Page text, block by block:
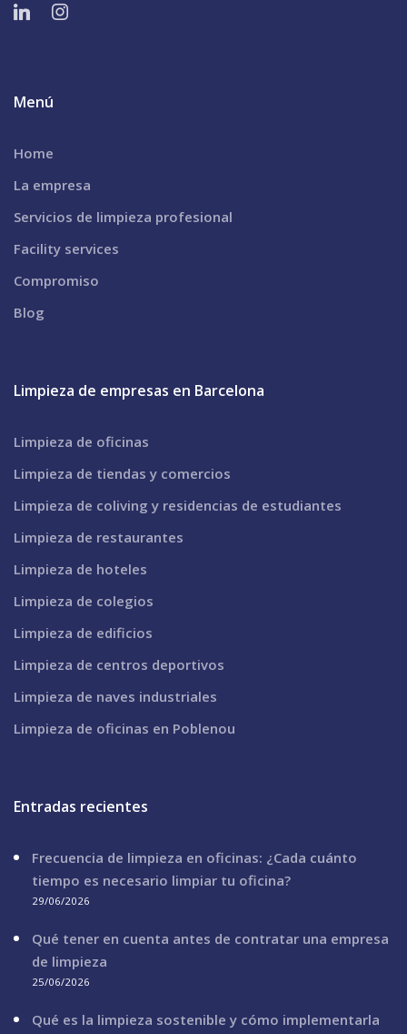
Menú
Home
La empresa
Servicios de limpieza profesional
Facility services
Compromiso
Blog
Limpieza de empresas en Barcelona
Limpieza de oficinas
Limpieza de tiendas y comercios
Limpieza de coliving y residencias de estudiantes
Limpieza de restaurantes
Limpieza de hoteles
Limpieza de colegios
Limpieza de edificios
Limpieza de centros deportivos
Limpieza de naves industriales
Limpieza de oficinas en Poblenou
Entradas recientes
Frecuencia de limpieza en oficinas: ¿Cada cuánto
tiempo es necesario limpiar tu oficina?
29/06/2026
Qué tener en cuenta antes de contratar una empresa
de limpieza
25/06/2026
Qué es la limpieza sostenible y cómo implementarla